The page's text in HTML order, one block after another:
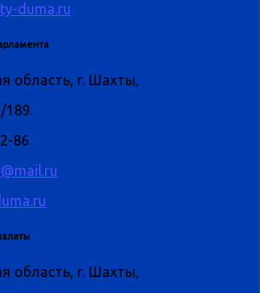
duma.ru
область, г. Шахты,
189.
86
область, г. Шахты,